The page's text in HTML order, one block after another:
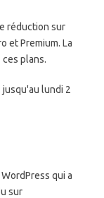
réduction sur
et Premium. La
plans.
lundi 2
qui a
sur